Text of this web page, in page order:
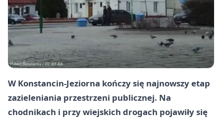
W Konstancin-Jeziorna kończy się najnowszy etap
zazieleniania przestrzeni publicznej. Na
chodnikach i przy wiejskich drogach pojawiły się